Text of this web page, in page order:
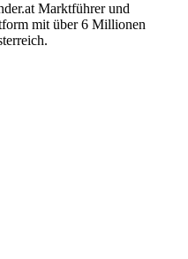
Marktführer und
mit über 6 Millionen